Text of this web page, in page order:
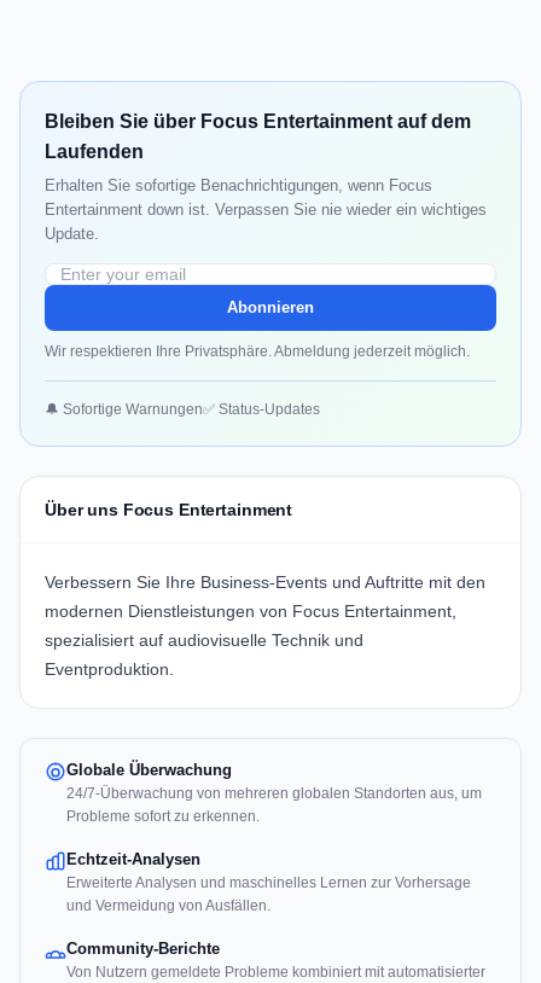
Bleiben Sie über Focus Entertainment auf dem
Laufenden
Erhalten Sie sofortige Benachrichtigungen, wenn Focus
Entertainment down ist. Verpassen Sie nie wieder ein wichtiges
Update.
Abonnieren
Wir respektieren Ihre Privatsphäre. Abmeldung jederzeit möglich.
🔔 Sofortige Warnungen✅ Status-Updates
Über uns Focus Entertainment
Verbessern Sie Ihre Business-Events und Auftritte mit den
modernen Dienstleistungen von Focus Entertainment,
spezialisiert auf audiovisuelle Technik und
Eventproduktion.
Globale Überwachung
24/7-Überwachung von mehreren globalen Standorten aus, um
Probleme sofort zu erkennen.
Echtzeit-Analysen
Erweiterte Analysen und maschinelles Lernen zur Vorhersage
und Vermeidung von Ausfällen.
Community-Berichte
Von Nutzern gemeldete Probleme kombiniert mit automatisierter